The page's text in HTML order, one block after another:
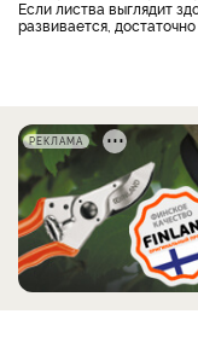
Если листва выглядит здоровой, стебель крепнет и планомерно
развивается, достаточно
РЕКЛАМА